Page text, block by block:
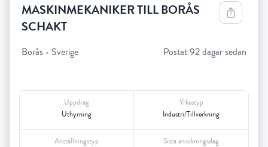
MASKINMEKANIKER TILL BORÅS
SCHAKT
Borås • Sverige Postat 92 dagar sedan
Uthyrning
Uppdrag
Industri/Tillverkning
Yrkestyp
Anställningstyp
Sista ansökningsdag